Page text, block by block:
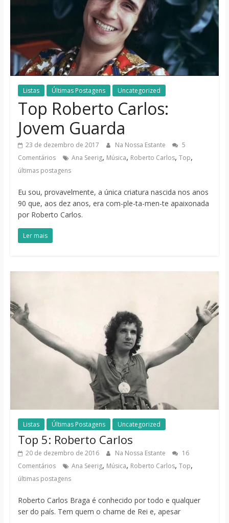
Listas Últimas Postagens Uncategorized
Top Roberto Carlos:
Jovem Guarda
23 de dezembro de 2017 Na Nossa Estante
5
Comentários
Ana Seerig, Música, Roberto Carlos, Top,
últimas postagens
Eu sou, provavelmente, a única criatura nascida nos anos
90 que, aos dez anos, era com-ple-ta-men-te apaixonada
por Roberto Carlos.
Ler mais
Listas Últimas Postagens Uncategorized
Top 5: Roberto Carlos
20 de dezembro de 2016 Na Nossa Estante
16
Comentários
Ana Seerig, Música, Roberto Carlos, Top,
últimas postagens
Roberto Carlos Braga é conhecido por todo e qualquer
ser do país. Tem quem o chame de Rei e, apesar